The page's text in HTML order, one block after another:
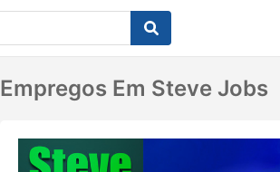
Empregos Em Steve Jobs